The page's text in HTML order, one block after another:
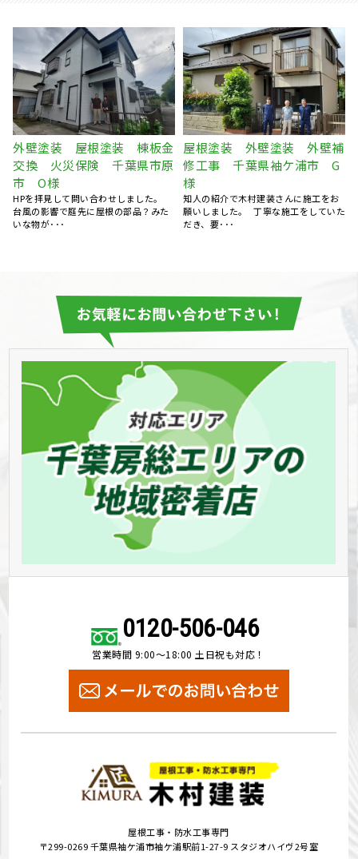
外壁塗装 屋根塗装 コーキ
ング打ち替え 千葉県袖ケ浦
市 Y様
自宅に近いところの専門業者をインタ
ーネットで調べて、木村建装さんに見
積り依頼しました。 &n･･･
屋根葺き替え工事 瓦屋根か
ら金属屋根へ 雨漏り修理
千葉県市原市 S様
台風のあと、雨の日に雨漏りして、ホ
ームページで探して電話しました。 見
てもらう･･･
0120-506-046
営業時間 9:00～18:00 土日祝も対応！
屋根工事・防水工事専門
〒299-0269 千葉県袖ケ浦市袖ケ浦駅前1-27-9 スタジオハイヴ2号室